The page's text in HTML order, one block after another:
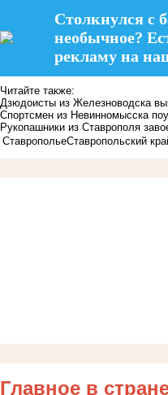
Столкнулся с
необычное?
рекламу на
Читайте также:
Дзюдоисты из Железноводска
Спортсмен из Невинномысска
Рукопашники из Ставрополя
СтавропольеСтавропольский
Главное в